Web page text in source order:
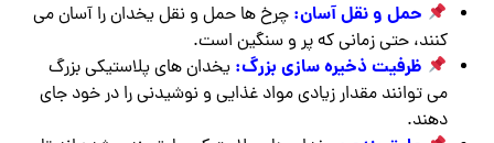
حمل و نقل آسان: چرخ ها حمل و نقل یخدان را آسان می
کنند، حتی زمانی که پر و سنگین است.
ظرفیت ذخیره سازی بزرگ: یخدان های پلاستیکی بزرگ
می توانند مقدار زیادی مواد غذایی و نوشیدنی را در خود جای
دهند.